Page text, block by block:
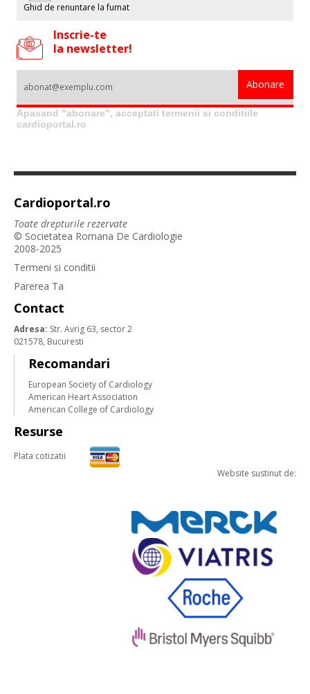
Ghid de renuntare la fumat
Inscrie-te
la newsletter!
Apasand "abonare", acceptati termenii si conditiile
cardioportal.ro
Cardioportal.ro
Toate drepturile rezervate
© Societatea Romana De Cardiologie
2008-2025
Termeni si conditii
Parerea Ta
Contact
Adresa: Str. Avrig 63, sector 2
021578, Bucuresti
Recomandari
European Society of Cardiology
American Heart Association
American College of Cardiology
Resurse
Plata cotizatii
Website sustinut de: